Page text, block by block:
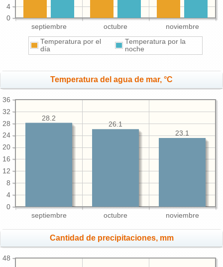
septiembre octubre noviembre
0
4
Temperatura por el
día
Temperatura por la
noche
Temperatura del agua de mar, °C
septiembre octubre noviembre
0
4
8
12
16
20
24
28
32
36
23.1
26.1
28.2
Cantidad de precipitaciones, mm
48